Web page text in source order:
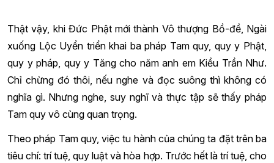
Thật vậy, khi Đức Phật mới thành Vô thượng Bồ-đề, Ngài
xuống Lộc Uyển triển khai ba pháp Tam quy, quy y Phật,
quy y pháp, quy y Tăng cho năm anh em Kiều Trần Như.
Chỉ chừng đó thôi, nếu nghe và đọc suông thì không có
nghĩa gì. Nhưng nghe, suy nghĩ và thực tập sẽ thấy pháp
Tam quy vô cùng quan trọng.
Theo pháp Tam quy, việc tu hành của chúng ta đặt trên ba
tiêu chí: trí tuệ, quy luật và hòa hợp. Trước hết là trí tuệ, cho